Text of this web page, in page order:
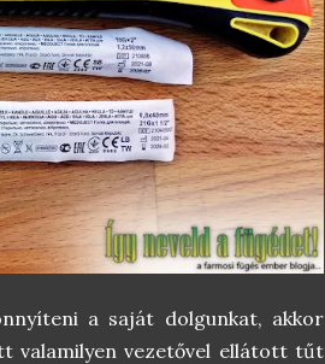
a saját dolgunkat, akkor
valamilyen vezetővel ellátott tűt